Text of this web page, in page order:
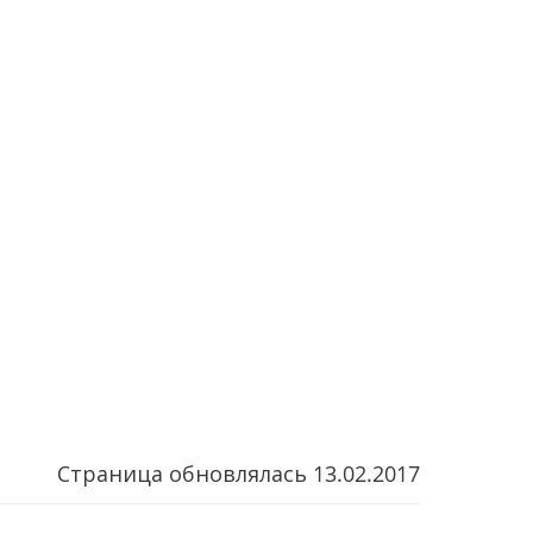
Страница обновлялась 13.02.2017